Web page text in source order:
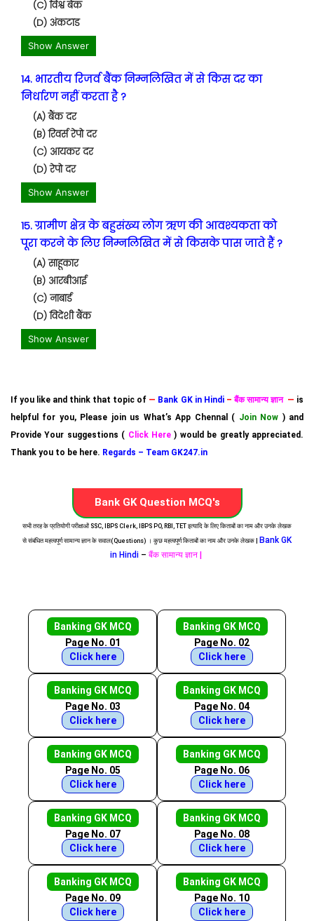
(C) विश्व बैंक
(D) अंकटाड
Show Answer
14. भारतीय रिजर्व बैंक निम्नलिखित में से किस दर का
निर्धारण नहीं करता है ?
(A) बैंक दर
(B) रिवर्स रेपो दर
(C) आयकर दर
(D) रेपो दर
Show Answer
15. ग्रामीण क्षेत्र के बहुसंख्य लोग ऋण की आवश्यकता को
पूरा करने के लिए निम्नलिखित में से किसके पास जाते हैं ?
(A) साहूकार
(B) आरबीआई
(C) नाबार्ड
(D) विदेशी बैंक
Show Answer
If you like and think that topic of — Bank GK in Hindi–बैंक सामान्य ज्ञान — is
helpful for you, Please join us What’s App Chennal ( Join Now ) and
Provide Your suggestions ( Click Here ) would be greatly appreciated.
Thank you to be here. Regards – Team GK247.in
Bank GK Question MCQ's
सभी तरह के प्रतियोगी परीक्षाओं SSC, IBPS Clerk, IBPS PO, RBI, TET इत्यादि के लिए किताबों का नाम और उनके लेखक
से संबंधित महत्वपूर्ण सामान्य ज्ञान के सवाल(Questions) । कुछ महत्वपूर्ण किताबों का नाम और उनके लेखक |
Bank GK
in Hindi – बैंक सामान्य ज्ञान |
Banking GK MCQ
Page No. 01
Click here
Banking GK MCQ
Page No. 02
Click here
Banking GK MCQ
Page No. 03
Click here
Banking GK MCQ
Page No. 04
Click here
Banking GK MCQ
Page No. 05
Click here
Banking GK MCQ
Page No. 06
Click here
Banking GK MCQ
Page No. 07
Click here
Banking GK MCQ
Page No. 08
Click here
Banking GK MCQ
Page No. 09
Click here
Banking GK MCQ
Page No. 10
Click here